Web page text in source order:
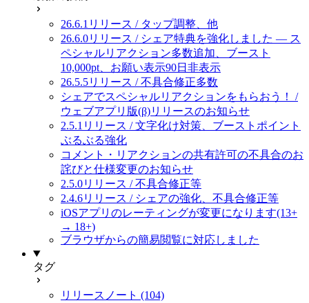
26.6.1リリース / タップ調整、他
26.6.0リリース / シェア特典を強化しました — ス
ペシャルリアクション多数追加、ブースト
10,000pt、お願い表示90日非表示
26.5.5リリース / 不具合修正多数
シェアでスペシャルリアクションをもらおう！ /
ウェブアプリ版(β)リリースのお知らせ
2.5.1リリース / 文字化け対策、ブーストポイント
ぶるぶる強化
コメント・リアクションの共有許可の不具合のお
詫びと仕様変更のお知らせ
2.5.0リリース / 不具合修正等
2.4.6リリース / シェアの強化、不具合修正等
iOSアプリのレーティングが変更になります(13+
→ 18+)
ブラウザからの簡易閲覧に対応しました
タグ
リリースノート (104)